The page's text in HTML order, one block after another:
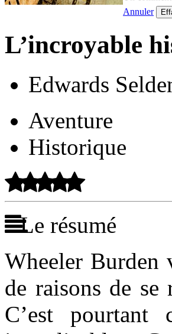
Annuler
L’incroyable
Edwards
Aventure
Historique
Le résumé
Wheeler Burden
de raisons de
C’est